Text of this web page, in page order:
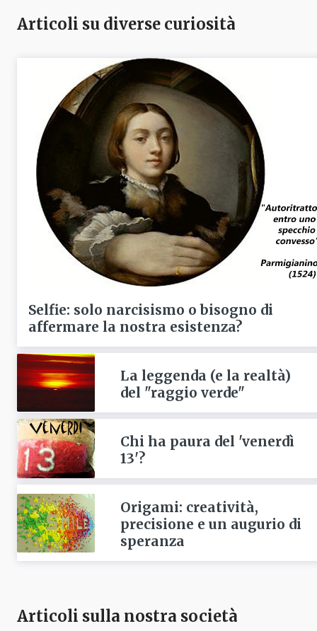
Articoli su diverse curiosità
Selfie: solo narcisismo o bisogno di
affermare la nostra esistenza?
La leggenda (e la realtà)
del "raggio verde"
Chi ha paura del 'venerdì
13'?
Origami: creatività,
precisione e un augurio di
speranza
Articoli sulla nostra società